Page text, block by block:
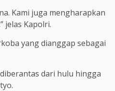
Kami juga mengharapkan
jelas Kapolri.
yang dianggap sebagai
dari hulu hingga